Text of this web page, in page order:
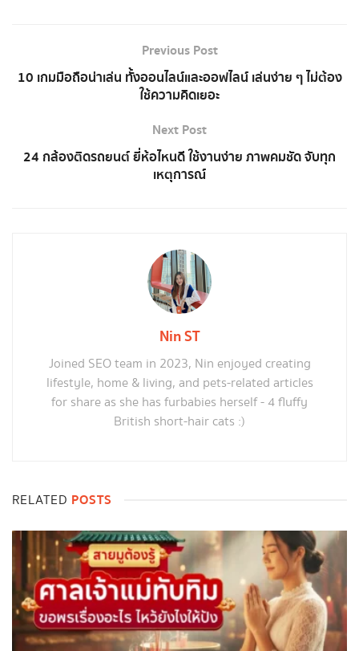
Previous Post
10 เกมมือถือน่าเล่น ทั้งออนไลน์และออฟไลน์ เล่นง่าย ๆ ไม่ต้อง
ใช้ความคิดเยอะ
Next Post
24 กล้องติดรถยนต์ ยี่ห้อไหนดี ใช้งานง่าย ภาพคมชัด จับทุก
เหตุการณ์
Nin ST
Joined SEO team in 2023, Nin enjoyed creating
lifestyle, home & living, and pets-related articles
for share as she has furbabies herself - 4 fluffy
British short-hair cats :)
RELATED POSTS